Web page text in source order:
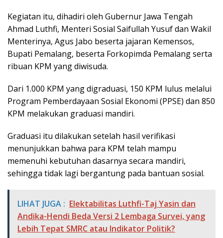
Kegiatan itu, dihadiri oleh Gubernur Jawa Tengah
Ahmad Luthfi, Menteri Sosial Saifullah Yusuf dan Wakil
Menterinya, Agus Jabo beserta jajaran Kemensos,
Bupati Pemalang, beserta Forkopimda Pemalang serta
ribuan KPM yang diwisuda.
Dari 1.000 KPM yang digraduasi, 150 KPM lulus melalui
Program Pemberdayaan Sosial Ekonomi (PPSE) dan 850
KPM melakukan graduasi mandiri.
Graduasi itu dilakukan setelah hasil verifikasi
menunjukkan bahwa para KPM telah mampu
memenuhi kebutuhan dasarnya secara mandiri,
sehingga tidak lagi bergantung pada bantuan sosial.
LIHAT JUGA : Elektabilitas Luthfi-Taj Yasin dan
Andika-Hendi Beda Versi 2 Lembaga Survei, yang
Lebih Tepat SMRC atau Indikator Politik?